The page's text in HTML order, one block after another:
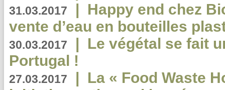
31.03.2017 | Happy end chez
vente d’eau en bouteilles
30.03.2017 | Le végétal se fait
Portugal !
27.03.2017 | La « Food Waste